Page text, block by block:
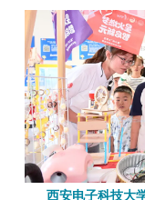
西安电子科技大